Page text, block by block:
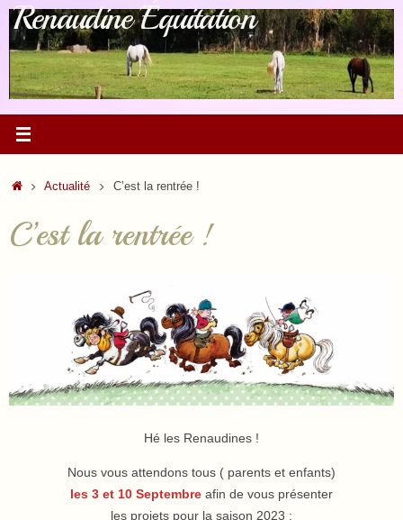
Passer
contenu
Renaudine Équitation
Accueil
Actualité C’est la rentrée !
C’est la rentrée !
Hé les Renaudines !
Nous vous attendons tous ( parents et enfants)
les 3 et 10 Septembre afin de vous présenter
les projets pour la saison 2023 :